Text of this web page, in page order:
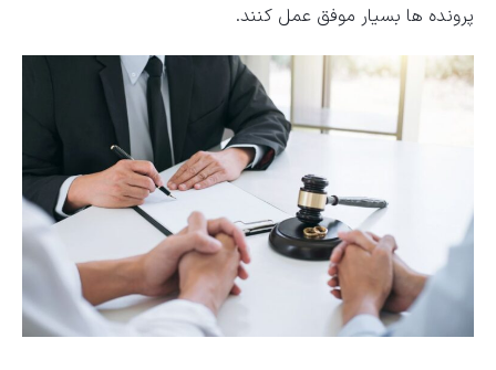
پرونده ها بسیار موفق عمل کنند.